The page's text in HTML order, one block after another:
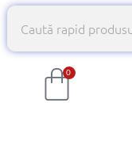
0